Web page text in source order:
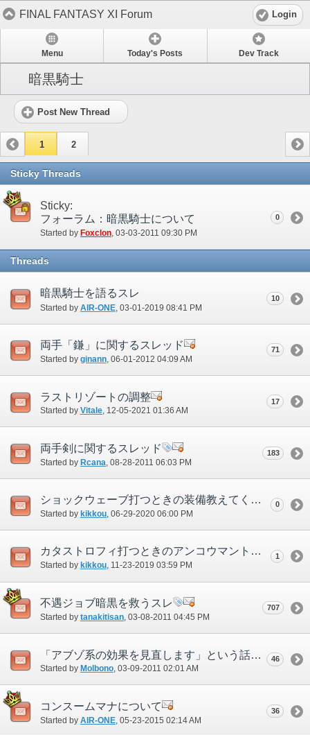
FINAL FANTASY XI Forum Login
Menu Today's Posts Dev Track
暗黒騎士
Post New Thread
1 2
Sticky Threads
Sticky:
フォーラム：暗黒騎士について
Started by Foxclon‎, 03-03-2011 09:30 PM
0
Threads
暗黒騎士を語るスレ
Started by AIR-ONE ‎, 03-01-2019 08:41 PM
10
両手「鎌」に関するスレッド
Started by ginann‎, 06-01-2012 04:09 AM
71
ラストリゾートの調整
Started by Vitale‎, 12-05-2021 01:36 AM
17
両手剣に関するスレッド
Started by Rcana ‎, 08-28-2011 06:03 PM
183
ショックウェーブ打つときの装備教えてください
Started by kikkou‎, 06-29-2020 06:00 PM
0
カタストロフィ打つときのアンコウマントはどんな感じにすればよいのでしょうか？
Started by kikkou‎, 11-23-2019 03:59 PM
1
不遇ジョブ暗黒を救うスレ
Started by tanakitisan ‎, 03-08-2011 04:45 PM
707
「アブゾ系の効果を見直します」という話はどうなったのですか？
Started by Molbono‎, 03-09-2011 02:01 AM
46
コンスームマナについて
Started by AIR-ONE ‎, 05-23-2015 02:14 AM
36